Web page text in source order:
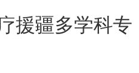
援疆多学科专
县开展学术